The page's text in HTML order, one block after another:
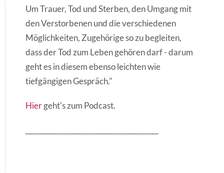
Um Trauer, Tod und Sterben, den Umgang mit
den Verstorbenen und die verschiedenen
Möglichkeiten, Zugehörige so zu begleiten,
dass der Tod zum Leben gehören darf - darum
geht es in diesem ebenso leichten wie
tiefgängigen Gespräch."
Hier geht's zum Podcast.